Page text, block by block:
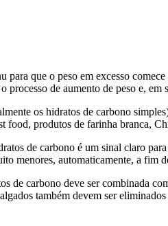
para que o peso em excesso
processo de aumento de peso e,
os hidratos de carbono
food, produtos de farinha branca,
de carbono é um sinal claro
menores, automaticamente, a fim
de carbono deve ser combinada
também devem ser